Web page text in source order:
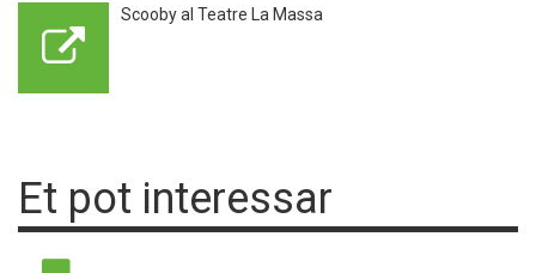
Scooby al Teatre La Massa
Et pot interessar